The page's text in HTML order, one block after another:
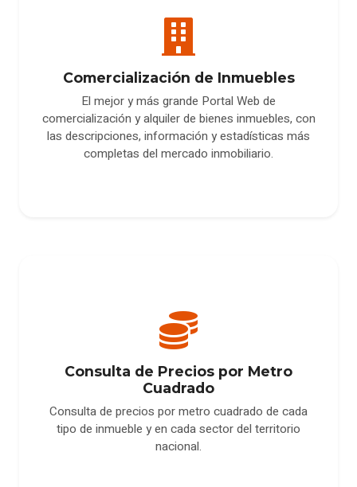
Comercialización de Inmuebles
El mejor y más grande Portal Web de
comercialización y alquiler de bienes inmuebles, con
las descripciones, información y estadísticas más
completas del mercado inmobiliario.
Consulta de Precios por Metro
Cuadrado
Consulta de precios por metro cuadrado de cada
tipo de inmueble y en cada sector del territorio
nacional.